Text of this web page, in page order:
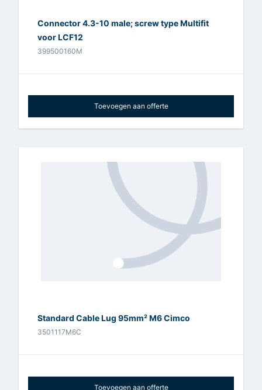
Connector 4.3-10 male; screw type Multifit
voor LCF12
399500160M
Toevoegen aan offerte
Standard Cable Lug 95mm² M6 Cimco
3501117M6C
Toevoegen aan offerte